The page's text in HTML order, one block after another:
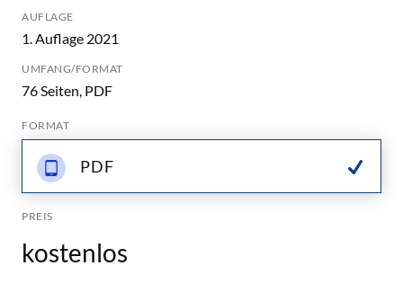
AUFLAGE
1. Auflage 2021
UMFANG/FORMAT
76 Seiten, PDF
FORMAT
PDF
PREIS
kostenlos